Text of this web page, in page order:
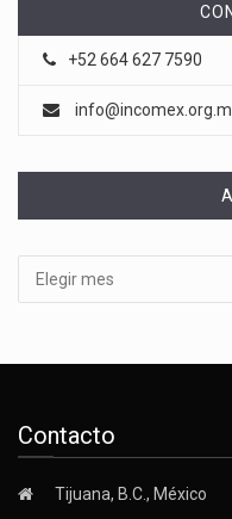
+52 664 627 7590
Contacto
Tijuana, B.C., México